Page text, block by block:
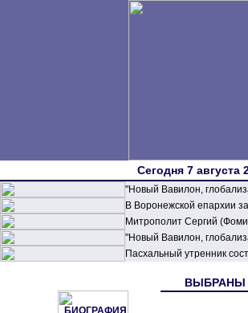
Сегодня 7
"Новый Вавилон,
В Воронежской епархии
Митрополит Сергий
"Новый Вавилон,
Пасхальный утренник
ВЫБРАНЫ